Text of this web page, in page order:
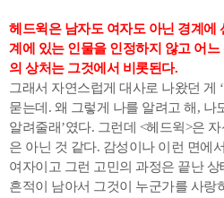
헤드윅은 남자도 여자도 아닌 경계에
계에 있는 인물을 인정하지 않고 어
의 상처는 그것에서 비롯된다.
그래서 자연스럽게 대사로 나왔던 게
묻는데. 왜 그렇게 나를 알려고 해, 나
알려줄래’였다. 그런데 <헤드윅>은
은 아닌 것 같다. 감성이나 이런 면에
여자이고 그런 고민의 과정은 끝난
흔적이 남아서 그것이 누군가를 사랑